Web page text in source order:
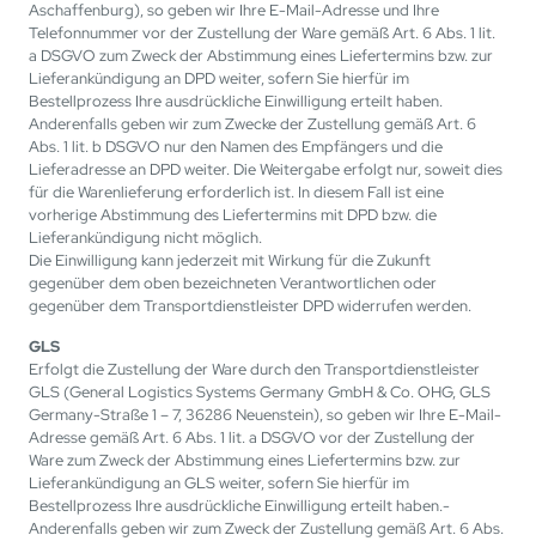
Aschaffenburg), so geben wir Ihre E-Mail-Adresse und Ihre
Telefonnummer vor der Zustellung der Ware gemäß Art. 6 Abs. 1 lit.
a DSGVO zum Zweck der Abstimmung eines Liefertermins bzw. zur
Lieferankündigung an DPD weiter, sofern Sie hierfür im
Bestellprozess Ihre ausdrückliche Einwilligung erteilt haben.
Anderenfalls geben wir zum Zwecke der Zustellung gemäß Art. 6
Abs. 1 lit. b DSGVO nur den Namen des Empfängers und die
Lieferadresse an DPD weiter. Die Weitergabe erfolgt nur, soweit dies
für die Warenlieferung erforderlich ist. In diesem Fall ist eine
vorherige Abstimmung des Liefertermins mit DPD bzw. die
Lieferankündigung nicht möglich.
Die Einwilligung kann jederzeit mit Wirkung für die Zukunft
gegenüber dem oben bezeichneten Verantwortlichen oder
gegenüber dem Transportdienstleister DPD widerrufen werden.
GLS
Erfolgt die Zustellung der Ware durch den Transportdienstleister
GLS (General Logistics Systems Germany GmbH & Co. OHG, GLS
Germany-Straße 1 – 7, 36286 Neuenstein), so geben wir Ihre E-Mail-
Adresse gemäß Art. 6 Abs. 1 lit. a DSGVO vor der Zustellung der
Ware zum Zweck der Abstimmung eines Liefertermins bzw. zur
Lieferankündigung an GLS weiter, sofern Sie hierfür im
Bestellprozess Ihre ausdrückliche Einwilligung erteilt haben.-
Anderenfalls geben wir zum Zweck der Zustellung gemäß Art. 6 Abs.